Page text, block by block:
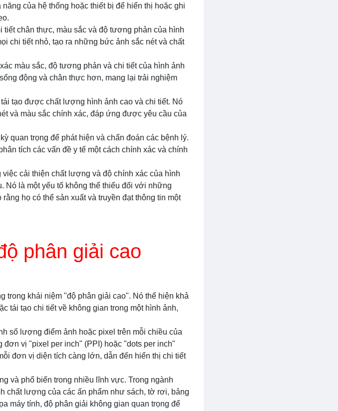
của hệ thống hoặc thiết bị để hiển thị hoặc ghi
chân thực, màu sắc và độ tương phản của hình
chi tiết nhỏ, tạo ra những bức ảnh sắc nét và chất
màu sắc, độ tương phản và chi tiết của hình ảnh
động và chân thực hơn, mang lại trải nghiệm
tạo được chất lượng hình ảnh cao và chi tiết. Nó
và màu sắc chính xác, đáp ứng được yêu cầu của
quan trọng để phát hiện và chẩn đoán các bệnh lý.
tích các vấn đề y tế một cách chính xác và chính
cải thiện chất lượng và độ chính xác của hình
Nó là một yếu tố không thể thiếu đối với những
họ có thể sản xuất và truyền đạt thông tin một
phân giải cao
trong khái niệm "độ phân giải cao". Nó thể hiện khả
tái tạo chi tiết về không gian trong một hình ảnh,
số lượng điểm ảnh hoặc pixel trên mỗi chiều của
vị "pixel per inch" (PPI) hoặc "dots per inch"
đơn vị diện tích càng lớn, dẫn đến hiển thị chi tiết
và phổ biến trong nhiều lĩnh vực. Trong ngành
chất lượng của các ấn phẩm như sách, tờ rơi, bảng
máy tính, độ phân giải không gian quan trọng để